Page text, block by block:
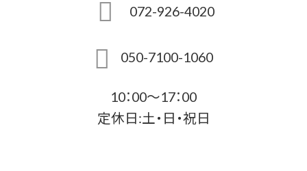
072-926-4020
050-7100-1060
10：00～17：00
定休日:土・日・祝日